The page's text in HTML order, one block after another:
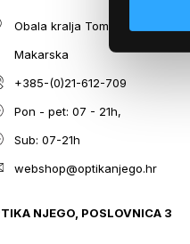
Obala kralja Tomislava 14, 21300
Makarska
+385-(0)21-612-709
Pon - pet: 07 - 21h,
Sub: 07-21h
webshop@optikanjego.hr
NJEGO, POSLOVNICA 3